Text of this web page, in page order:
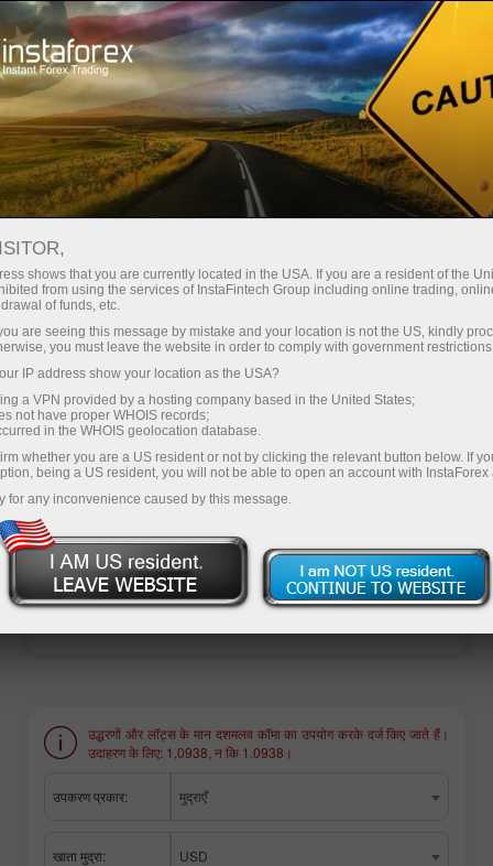
ट्रेडर्स के लिए
ट्रेडर्स कैलकुलेटर
विदेशी मुद्रा व्यापार हमेशा सटीक गणना का तात्पर्य करता है।
एक ट्रेडर का कैलकुलेटर एक मुफ़्त टूल है जो ट्रेडों की
योजना बनाने को आसान बनाता है और बुनियादी मापदंडों में
प्रवेश करते हुए किसी भी ट्रेड के संभावित परिणाम की
ऑनलाइन गणना करने में आपकी मदद करता है।
डेमो खाता खोलें
उद्धरणों और लॉट्स के मान दशमलव कॉमा का उपयोग करके दर्ज किए जाते हैं।
उदाहरण के लिए: 1,0938, न कि 1.0938।
उपकरण प्रकार: मुद्राएँ
खाता मुद्रा: USD
shows that you are currently located in the USA. If you are a resident of the
from using the services of InstaFintech Group including online trading,
of funds, etc.
are seeing this message by mistake and your location is not the US, kindly
you must leave the website in order to comply with government
IP address show your location as the USA?
a VPN provided by a hosting company based in the United States;
not have proper WHOIS records;
in the WHOIS geolocation database.
whether you are a US resident or not by clicking the relevant button below. If
being a US resident, you will not be able to open an account with InstaForex
for any inconvenience caused by this message.